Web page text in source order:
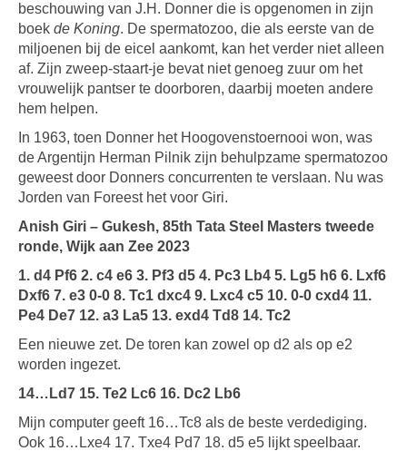
beschouwing van J.H. Donner die is opgenomen in zijn
boek de Koning. De spermatozoo, die als eerste van de
miljoenen bij de eicel aankomt, kan het verder niet alleen
af. Zijn zweep-staart-je bevat niet genoeg zuur om het
vrouwelijk pantser te doorboren, daarbij moeten andere
hem helpen.
In 1963, toen Donner het Hoogovenstoernooi won, was
de Argentijn Herman Pilnik zijn behulpzame spermatozoo
geweest door Donners concurrenten te verslaan. Nu was
Jorden van Foreest het voor Giri.
Anish Giri – Gukesh, 85th Tata Steel Masters tweede
ronde, Wijk aan Zee 2023
1. d4 Pf6 2. c4 e6 3. Pf3 d5 4. Pc3 Lb4 5. Lg5 h6 6. Lxf6
Dxf6 7. e3 0-0 8. Tc1 dxc4 9. Lxc4 c5 10. 0-0 cxd4 11.
Pe4 De7 12. a3 La5 13. exd4 Td8 14. Tc2
Een nieuwe zet. De toren kan zowel op d2 als op e2
worden ingezet.
14…Ld7 15. Te2 Lc6 16. Dc2 Lb6
Mijn computer geeft 16…Tc8 als de beste verdediging.
Ook 16…Lxe4 17. Txe4 Pd7 18. d5 e5 lijkt speelbaar.